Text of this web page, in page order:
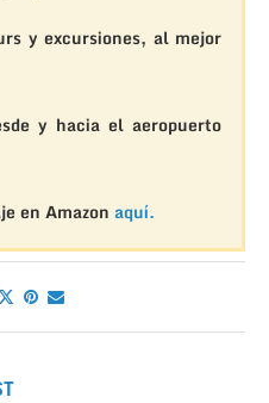
y excursiones, al mejor
y hacia el aeropuerto
en Amazon aquí.